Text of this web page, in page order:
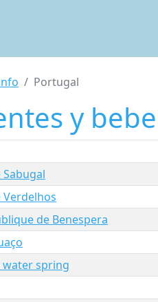
Portugal
y
Verdelhos
de Benespera
spring